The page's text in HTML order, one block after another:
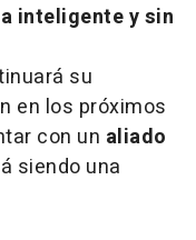
inteligente y sin
su
en los próximos
con un aliado
siendo una